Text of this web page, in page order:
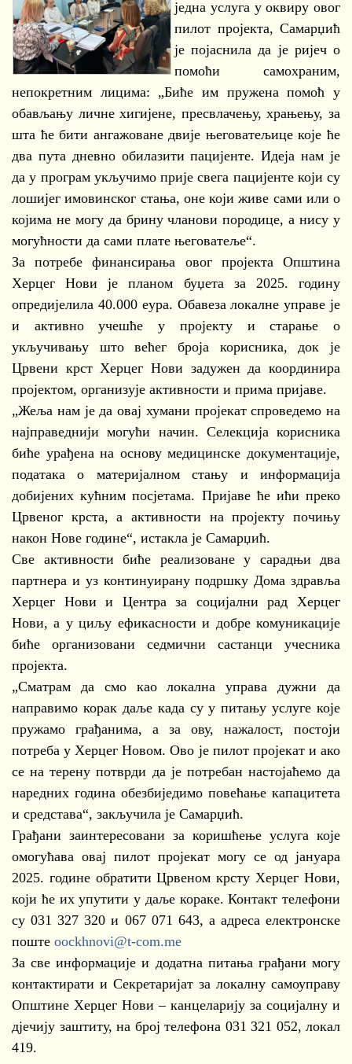
једна услуга у оквиру овог
пилот пројекта, Самарџић
је појаснила да је ријеч о
помоћи самохраним,
непокретним лицима: „Биће им пружена помоћ у
обављању личне хигијене, пресвлачењу, храњењу, за
шта ће бити ангажоване двије његоватељице које ће
два пута дневно обилазити пацијенте. Идеја нам је
да у програм укључимо прије свега пацијенте који су
лошијег имовинског стања, оне који живе сами или о
којима не могу да брину чланови породице, а нису у
могућности да сами плате његоватеље“.
За потребе финансирања овог пројекта Општина
Херцег Нови је планом буџета за 2025. годину
опредијелила 40.000 еура. Обавеза локалне управе је
и активно учешће у пројекту и старање о
укључивању што већег броја корисника, док је
Црвени крст Херцег Нови задужен да координира
пројектом, организује активности и прима пријаве.
„Жеља нам је да овај хумани пројекат спроведемо на
најправеднији могући начин. Селекција корисника
биће урађена на основу медицинске документације,
података о материјалном стању и информација
добијених кућним посјетама. Пријаве ће ићи преко
Црвеног крста, а активности на пројекту почињу
након Нове године“, истакла је Самарџић.
Све активности биће реализоване у сарадњи два
партнера и уз континуирану подршку Дома здравља
Херцег Нови и Центра за социјални рад Херцег
Нови, а у циљу ефикасности и добре комуникације
биће организовани седмични састанци учесника
пројекта.
„Сматрам да смо као локална управа дужни да
направимо корак даље када су у питању услуге које
пружамо грађанима, а за ову, нажалост, постоји
потреба у Херцег Новом. Ово је пилот пројекат и ако
се на терену потврди да је потребан настојаћемо да
наредних година обезбиједимо повећање капацитета
и средстава“, закључила је Самарџић.
Грађани заинтересовани за коришћење услуга које
омогућава овај пилот пројекат могу се од јануара
2025. године обратити Црвеном крсту Херцег Нови,
који ће их упутити у даље кораке. Контакт телефони
су 031 327 320 и 067 071 643, а адреса електронске
поште oockhnovi@t-com.me
За све информације и додатна питања грађани могу
контактирати и Секретаријат за локалну самоуправу
Општине Херцег Нови – канцеларију за социјалну и
дјечију заштиту, на број телефона 031 321 052, локал
419.